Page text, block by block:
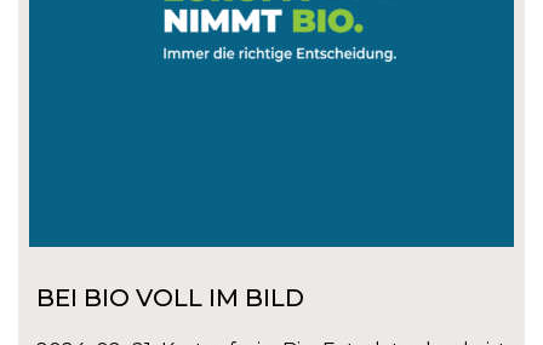
BEI BIO VOLL IM BILD